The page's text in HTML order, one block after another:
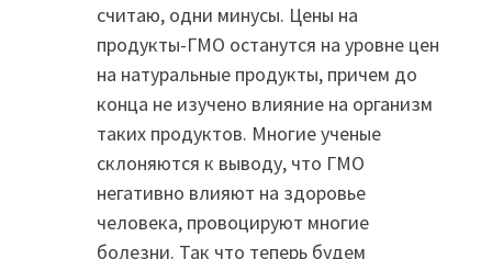
считаю, одни минусы. Цены на
продукты-ГМО останутся на уровне цен
на натуральные продукты, причем до
конца не изучено влияние на организм
таких продуктов. Многие ученые
склоняются к выводу, что ГМО
негативно влияют на здоровье
человека, провоцируют многие
болезни. Так что теперь будем